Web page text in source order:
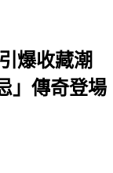
爆收藏潮
」傳奇登場